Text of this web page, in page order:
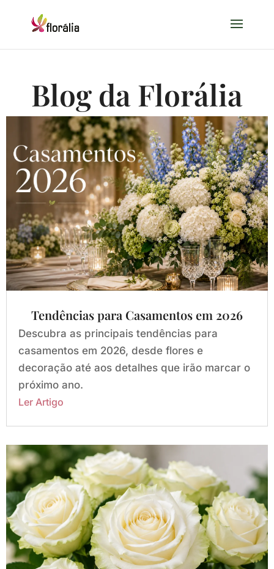
Blog da Florália
Tendências para Casamentos em 2026
Descubra as principais tendências para
casamentos em 2026, desde flores e
decoração até aos detalhes que irão marcar o
próximo ano.